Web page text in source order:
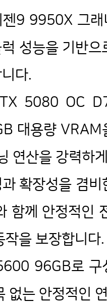
9 9950X 그
성능을 기반
다.
5080 OC
대용량 VRAM
연산을 강력하
확장성을 겸
함께 안정적인
작을 보장합니다.
96GB로 구
없는 안정적인